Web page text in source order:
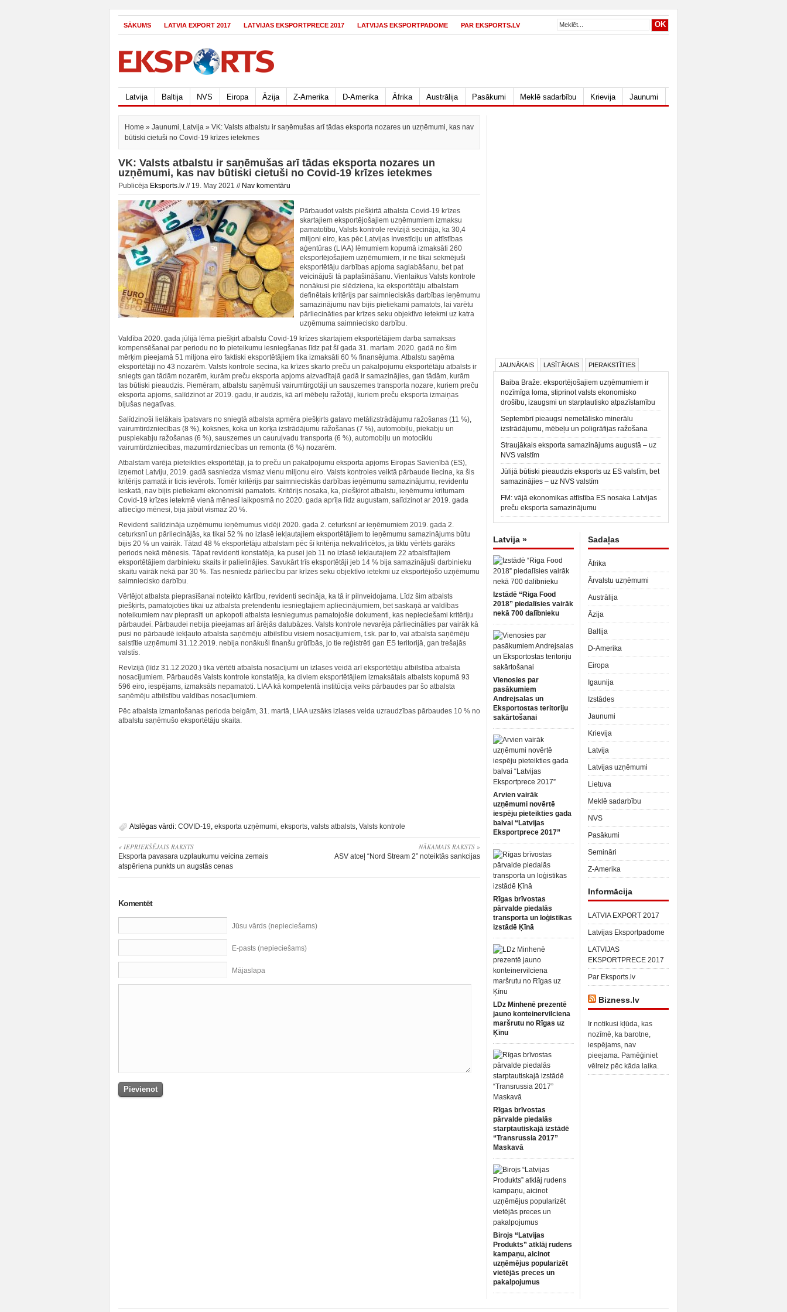
SĀKUMS LATVIA EXPORT 2017 LATVIJAS EKSPORTPRECE 2017 LATVIJAS EKSPORTPADOME PAR EKSPORTS.LV
Latvija Baltija NVS Eiropa Āzija Z-Amerika D-Amerika Āfrika Austrālija Pasākumi Meklē sadarbību Krievija Jaunumi
Home » Jaunumi, Latvija » VK: Valsts atbalstu ir saņēmušas arī tādas eksporta nozares un uzņēmumi, kas nav
būtiski cietuši no Covid-19 krīzes ietekmes
VK: Valsts atbalstu ir saņēmušas arī tādas eksporta nozares un
uzņēmumi, kas nav būtiski cietuši no Covid-19 krīzes ietekmes
Publicēja Eksports.lv // 19. May 2021 // Nav komentāru
Pārbaudot valsts piešķirtā atbalsta Covid-19 krīzes
skartajiem eksportējošajiem uzņēmumiem izmaksu
pamatotību, Valsts kontrole revīzijā secināja, ka 30,4
miljoni eiro, kas pēc Latvijas Investīciju un attīstības
aģentūras (LIAA) lēmumiem kopumā izmaksāti 260
eksportējošajiem uzņēmumiem, ir ne tikai sekmējuši
eksportētāju darbības apjoma saglabāšanu, bet pat
veicinājuši tā paplašināšanu. Vienlaikus Valsts kontrole
nonākusi pie slēdziena, ka eksportētāju atbalstam
definētais kritērijs par saimnieciskās darbības ieņēmumu
samazinājumu nav bijis pietiekami pamatots, lai varētu
pārliecināties par krīzes seku objektīvo ietekmi uz katra
uzņēmuma saimniecisko darbību.
Valdība 2020. gada jūlijā lēma piešķirt atbalstu Covid-19 krīzes skartajiem eksportētājiem darba samaksas
kompensēšanai par periodu no to pieteikumu iesniegšanas līdz pat šī gada 31. martam. 2020. gadā no šim
mērķim pieejamā 51 miljona eiro faktiski eksportētājiem tika izmaksāti 60 % finansējuma. Atbalstu saņēma
eksportētāji no 43 nozarēm. Valsts kontrole secina, ka krīzes skarto preču un pakalpojumu eksportētāju atbalsts ir
sniegts gan tādām nozarēm, kurām preču eksporta apjoms aizvadītajā gadā ir samazinājies, gan tādām, kurām
tas būtiski pieaudzis. Piemēram, atbalstu saņēmuši vairumtirgotāji un sauszemes transporta nozare, kuriem preču
eksporta apjoms, salīdzinot ar 2019. gadu, ir audzis, kā arī mēbeļu ražotāji, kuriem preču eksporta izmaiņas
bijušas negatīvas.
Salīdzinoši lielākais īpatsvars no sniegtā atbalsta apmēra piešķirts gatavo metālizstrādājumu ražošanas (11 %),
vairumtirdzniecības (8 %), koksnes, koka un korķa izstrādājumu ražošanas (7 %), automobiļu, piekabju un
puspiekabju ražošanas (6 %), sauszemes un cauruļvadu transporta (6 %), automobiļu un motociklu
vairumtirdzniecības, mazumtirdzniecības un remonta (6 %) nozarēm.
Atbalstam varēja pieteikties eksportētāji, ja to preču un pakalpojumu eksporta apjoms Eiropas Savienībā (ES),
izņemot Latviju, 2019. gadā sasniedza vismaz vienu miljonu eiro. Valsts kontroles veiktā pārbaude liecina, ka šis
kritērijs pamatā ir ticis ievērots. Tomēr kritērijs par saimnieciskās darbības ieņēmumu samazinājumu, revidentu
ieskatā, nav bijis pietiekami ekonomiski pamatots. Kritērijs nosaka, ka, piešķirot atbalstu, ieņēmumu kritumam
Covid-19 krīzes ietekmē vienā mēnesī laikposmā no 2020. gada aprīļa līdz augustam, salīdzinot ar 2019. gada
attiecīgo mēnesi, bija jābūt vismaz 20 %.
Revidenti salīdzināja uzņēmumu ieņēmumus vidēji 2020. gada 2. ceturksnī ar ieņēmumiem 2019. gada 2.
ceturksnī un pārliecinājās, ka tikai 52 % no izlasē iekļautajiem eksportētājiem to ieņēmumu samazinājums būtu
bijis 20 % un vairāk. Tātad 48 % eksportētāju atbalstam pēc šī kritērija nekvalificētos, ja tiktu vērtēts garāks
periods nekā mēnesis. Tāpat revidenti konstatēja, ka pusei jeb 11 no izlasē iekļautajiem 22 atbalstītajiem
eksportētājiem darbinieku skaits ir palielinājies. Savukārt trīs eksportētāji jeb 14 % bija samazinājuši darbinieku
skaitu vairāk nekā par 30 %. Tas nesniedz pārliecību par krīzes seku objektīvo ietekmi uz eksportējošo uzņēmumu
saimniecisko darbību.
Vērtējot atbalsta pieprasīšanai noteikto kārtību, revidenti secināja, ka tā ir pilnveidojama. Līdz šim atbalsts
piešķirts, pamatojoties tikai uz atbalsta pretendentu iesniegtajiem apliecinājumiem, bet saskaņā ar valdības
noteikumiem nav pieprasīti un apkopoti atbalsta iesniegumus pamatojošie dokumenti, kas nepieciešami kritēriju
pārbaudei. Pārbaudei nebija pieejamas arī ārējās datubāzes. Valsts kontrole nevarēja pārliecināties par vairāk kā
pusi no pārbaudē iekļauto atbalsta saņēmēju atbilstību visiem nosacījumiem, t.sk. par to, vai atbalsta saņēmēju
saistītie uzņēmumi 31.12.2019. nebija nonākuši finanšu grūtībās, jo tie reģistrēti gan ES teritorijā, gan trešajās
valstīs.
Revīzijā (līdz 31.12.2020.) tika vērtēti atbalsta nosacījumi un izlases veidā arī eksportētāju atbilstība atbalsta
nosacījumiem. Pārbaudēs Valsts kontrole konstatēja, ka diviem eksportētājiem izmaksātais atbalsts kopumā 93
596 eiro, iespējams, izmaksāts nepamatoti. LIAA kā kompetentā institūcija veiks pārbaudes par šo atbalsta
saņēmēju atbilstību valdības nosacījumiem.
Pēc atbalsta izmantošanas perioda beigām, 31. martā, LIAA uzsāks izlases veida uzraudzības pārbaudes 10 % no
atbalstu saņēmušo eksportētāju skaita.
Atslēgas vārdi: COVID-19, eksporta uzņēmumi, eksports, valsts atbalsts, Valsts kontrole
« IEPRIEKŠĒJAIS RAKSTS
Eksporta pavasara uzplaukumu veicina zemais
atspēriena punkts un augstās cenas
NĀKAMAIS RAKSTS »
ASV atceļ “Nord Stream 2” noteiktās sankcijas
Komentēt
Jūsu vārds (nepieciešams)
E-pasts (nepieciešams)
Mājaslapa
JAUNĀKAIS LASĪTĀKAIS PIERAKSTĪTIES
Baiba Braže: eksportējošajiem uzņēmumiem ir
nozīmīga loma, stiprinot valsts ekonomisko
drošību, izaugsmi un starptautisko atpazīstamību
Septembrī pieaugsi nemetālisko minerālu
izstrādājumu, mēbeļu un poligrāfijas ražošana
Straujākais eksporta samazinājums augustā – uz
NVS valstīm
Jūlijā būtiski pieaudzis eksports uz ES valstīm, bet
samazinājies – uz NVS valstīm
FM: vājā ekonomikas attīstība ES nosaka Latvijas
preču eksporta samazinājumu
Latvija »
Izstādē “Riga Food
2018” piedalīsies vairāk
nekā 700 dalībnieku
Vienosies par
pasākumiem
Andrejsalas un
Eksportostas teritoriju
sakārtošanai
Arvien vairāk
uzņēmumi novērtē
iespēju pieteikties gada
balvai “Latvijas
Eksportprece 2017”
Rīgas brīvostas
pārvalde piedalās
transporta un loģistikas
izstādē Ķīnā
LDz Minhenē prezentē
jauno konteinervilciena
maršrutu no Rīgas uz
Ķīnu
Rīgas brīvostas
pārvalde piedalās
starptautiskajā izstādē
“Transrussia 2017”
Maskavā
Birojs “Latvijas
Produkts” atklāj rudens
kampaņu, aicinot
uzņēmējus popularizēt
vietējās preces un
pakalpojumus
Sadaļas
Āfrika
Ārvalstu uzņēmumi
Austrālija
Āzija
Baltija
D-Amerika
Eiropa
Igaunija
Izstādes
Jaunumi
Krievija
Latvija
Latvijas uzņēmumi
Lietuva
Meklē sadarbību
NVS
Pasākumi
Semināri
Z-Amerika
Informācija
LATVIA EXPORT 2017
Latvijas Eksportpadome
LATVIJAS
EKSPORTPRECE 2017
Par Eksports.lv
Bizness.lv
Ir notikusi kļūda, kas
nozīmē, ka barotne,
iespējams, nav
pieejama. Pamēģiniet
vēlreiz pēc kāda laika.